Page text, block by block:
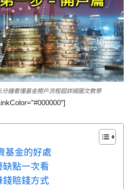
鐘看懂基金開戶流程超詳細圖文教學
基金的好處
點一次看
賠錢方式